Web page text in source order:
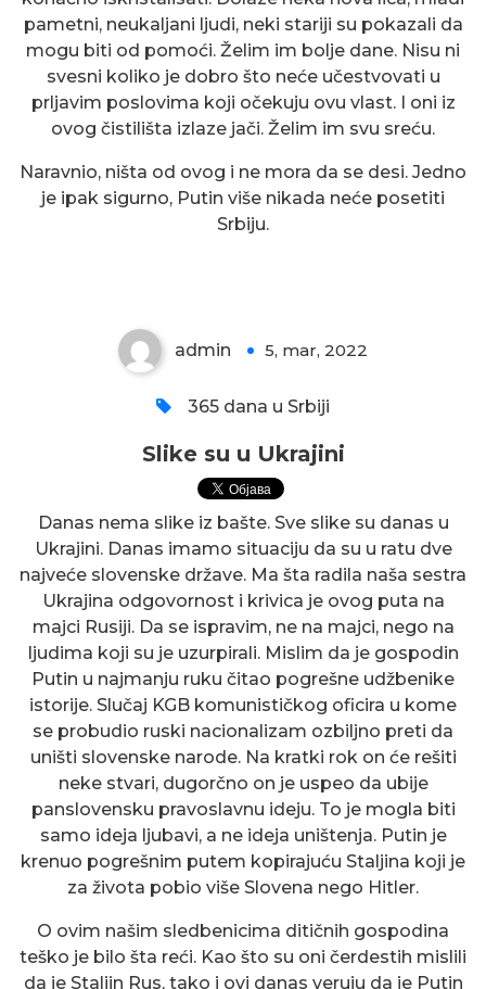
pametni, neukaljani ljudi, neki stariji su pokazali da
mogu biti od pomoći. Želim im bolje dane. Nisu ni
svesni koliko je dobro što neće učestvovati u
prljavim poslovima koji očekuju ovu vlast. I oni iz
ovog čistilišta izlaze jači. Želim im svu sreću.
Naravnio, ništa od ovog i ne mora da se desi. Jedno
je ipak sigurno, Putin više nikada neće posetiti
Srbiju.
admin 5, mar, 2022
365 dana u Srbiji
Slike su u Ukrajini
Danas nema slike iz bašte. Sve slike su danas u
Ukrajini. Danas imamo situaciju da su u ratu dve
najveće slovenske države. Ma šta radila naša sestra
Ukrajina odgovornost i krivica je ovog puta na
majci Rusiji. Da se ispravim, ne na majci, nego na
ljudima koji su je uzurpirali. Mislim da je gospodin
Putin u najmanju ruku čitao pogrešne udžbenike
istorije. Slučaj KGB komunističkog oficira u kome
se probudio ruski nacionalizam ozbiljno preti da
uništi slovenske narode. Na kratki rok on će rešiti
neke stvari, dugorčno on je uspeo da ubije
panslovensku pravoslavnu ideju. To je mogla biti
samo ideja ljubavi, a ne ideja uništenja. Putin je
krenuo pogrešnim putem kopirajuću Staljina koji je
za života pobio više Slovena nego Hitler.
O ovim našim sledbenicima ditičnih gospodina
teško je bilo šta reći. Kao što su oni čerdestih mislili
da je Staljin Rus, tako i ovi danas veruju da je Putin